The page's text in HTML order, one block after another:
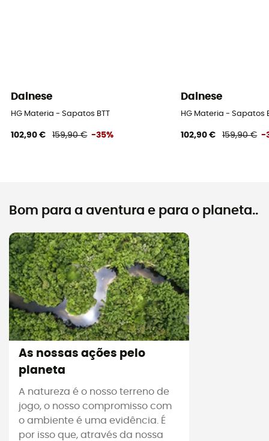
Dainese
HG Materia - Sapatos BTT
102,90 € 159,90 € -35%
Dainese
HG Materia - Sapatos
102,90 € 159,90 € -
Bom para a aventura e para o planeta..
As nossas ações pelo
planeta
A natureza é o nosso terreno de
jogo, o nosso compromisso com
o ambiente é uma evidência. É
por isso que, através da nossa